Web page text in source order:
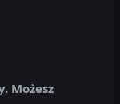
Możesz